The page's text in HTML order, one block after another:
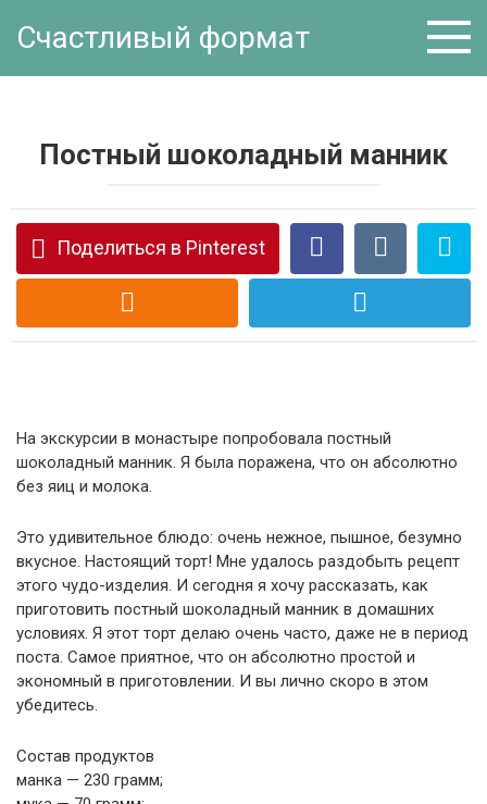
Счастливый формат
Постный шоколадный манник
Поделиться в Pinterest
На экскурсии в монастыре попробовала постный
шоколадный манник. Я была поражена, что он абсолютно
без яиц и молока.
Это удивительное блюдо: очень нежное, пышное, безумно
вкусное. Настоящий торт! Мне удалось раздобыть рецепт
этого чудо-изделия. И сегодня я хочу рассказать, как
приготовить постный шоколадный манник в домашних
условиях. Я этот торт делаю очень часто, даже не в период
поста. Самое приятное, что он абсолютно простой и
экономный в приготовлении. И вы лично скоро в этом
убедитесь.
Состав продуктов
манка — 230 грамм;